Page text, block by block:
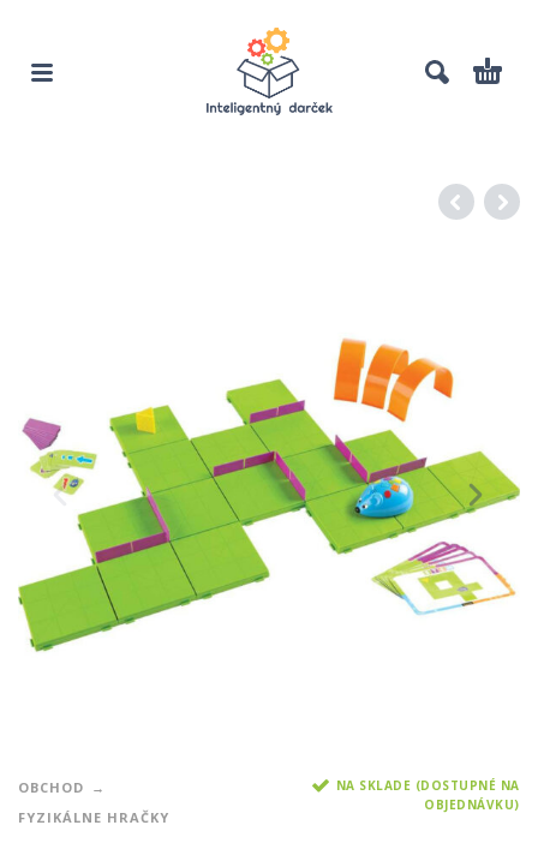
OBCHOD
FYZIKÁLNE HRAČKY
NA SKLADE (DOSTUPNÉ NA
OBJEDNÁVKU)